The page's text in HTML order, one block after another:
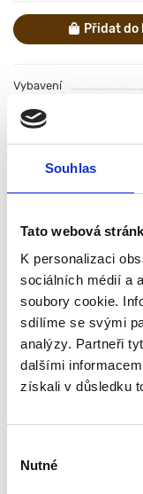
Souhlas
Tato webová
K personalizaci
sociálních médií a
soubory cookie.
sdílíme se svými
analýzy. Partneři
dalšími
získali v důsledku
souhlasu
Nutné
Přidat do
Vybavení
Barva
Hloubka vložky
Popis
Specifikace
Hodnocení (0)
Vlastnosti produktu